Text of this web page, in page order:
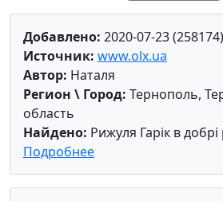
Добавлено: 2020-07-23 (258174)
Источник: www.olx.ua
Автор: Наталя
Регион \ Город: Тернополь,
область
Найдено: Рижуля Гарік в добрі
Подробнее